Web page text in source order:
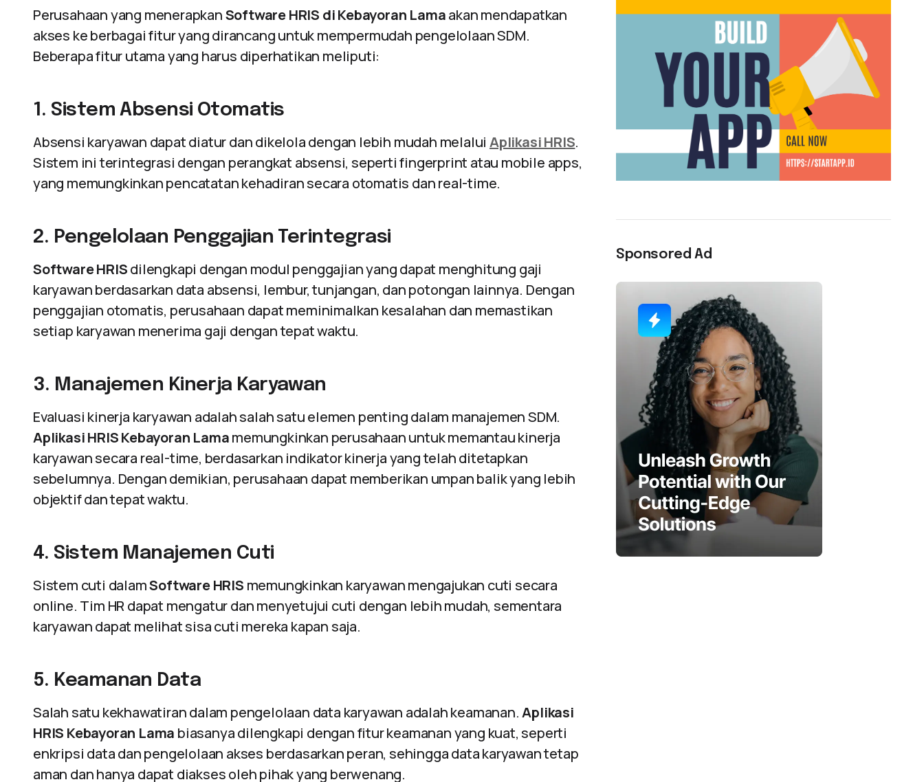
Perusahaan yang menerapkanSoftware HRIS di Kebayoran Lamaakan mendapatkan
akses ke berbagai fitur yang dirancang untuk mempermudah pengelolaan SDM.
Beberapa fitur utama yang harus diperhatikan meliputi:
1. Sistem Absensi Otomatis
Absensi karyawan dapat diatur dan dikelola dengan lebih mudah melalui Aplikasi HRIS.
Sistem ini terintegrasi dengan perangkat absensi, seperti fingerprint atau mobile apps,
yang memungkinkan pencatatan kehadiran secara otomatis dan real-time.
2. Pengelolaan Penggajian Terintegrasi
Software HRISdilengkapi dengan modul penggajian yang dapat menghitung gaji
karyawan berdasarkan data absensi, lembur, tunjangan, dan potongan lainnya. Dengan
penggajian otomatis, perusahaan dapat meminimalkan kesalahan dan memastikan
setiap karyawan menerima gaji dengan tepat waktu.
3. Manajemen Kinerja Karyawan
Evaluasi kinerja karyawan adalah salah satu elemen penting dalam manajemen SDM.
Aplikasi HRIS Kebayoran Lamamemungkinkan perusahaan untuk memantau kinerja
karyawan secara real-time, berdasarkan indikator kinerja yang telah ditetapkan
sebelumnya. Dengan demikian, perusahaan dapat memberikan umpan balik yang lebih
objektif dan tepat waktu.
4. Sistem Manajemen Cuti
Sistem cuti dalamSoftware HRIS memungkinkan karyawan mengajukan cuti secara
online. Tim HR dapat mengatur dan menyetujui cuti dengan lebih mudah, sementara
karyawan dapat melihat sisa cuti mereka kapan saja.
5. Keamanan Data
Salah satu kekhawatiran dalam pengelolaan data karyawan adalah keamanan.Aplikasi
HRIS Kebayoran Lama biasanya dilengkapi dengan fitur keamanan yang kuat, seperti
enkripsi data dan pengelolaan akses berdasarkan peran, sehingga data karyawan tetap
aman dan hanya dapat diakses oleh pihak yang berwenang.
Sponsored Ad